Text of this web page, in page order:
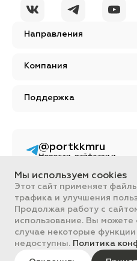
конфиденциальности
Направления
Компания
Поддержка
Вся информация, размещенная на
характер и не является
положениями Статьи 437 ГК РФ.
Все цены на сайте указаны с
ОГРН 1022401953496
ПОРТ 2011-2026
Политика обработки данных
@portkkmru
Новости, лайфхаки и
контент PORT - бизнес
портал
Мы используем cookies
Этот сайт применяет
трафика и улучшения
Продолжая работу с
использование. Вы можете
случае некоторые
недоступны. Политика